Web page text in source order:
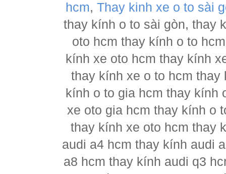
hcm,Thay kinh xe o to sài
thay kính o to sài gòn, thay
oto hcm thay kính o to
kính xe oto hcm thay kính
thay kính xe o to hcm
kính o to gia hcm thay kính
xe oto gia hcm thay kính o
thay kính xe oto hcm thay
audi a4 hcm thay kính audi
a8 hcm thay kính audi q3